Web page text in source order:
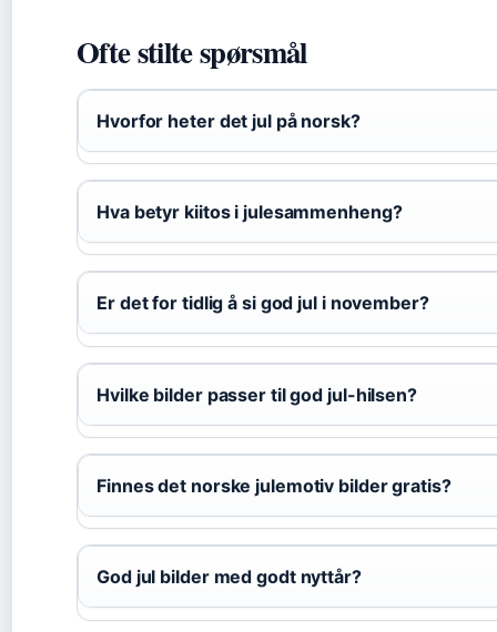
Ofte stilte spørsmål
Hvorfor heter det jul på norsk?
Hva betyr kiitos i julesammenheng?
Er det for tidlig å si god jul i november?
Hvilke bilder passer til god jul-hilsen?
Finnes det norske julemotiv bilder gratis?
God jul bilder med godt nyttår?